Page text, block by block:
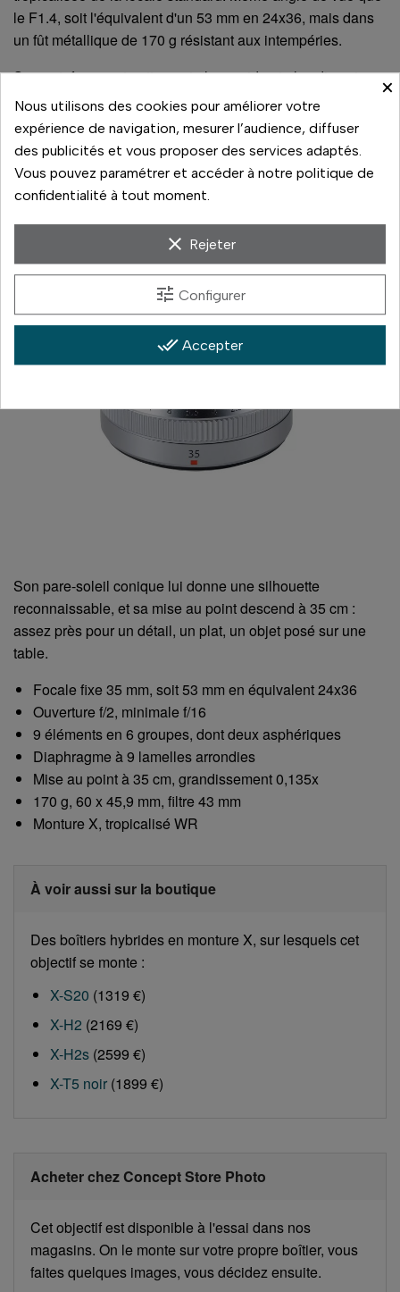
le F1.4, soit l'équivalent d'un 53 mm en 24x36, mais dans
un fût métallique de 170 g résistant aux intempéries.
Son autofocus est nettement plus rapide et plus discret que
celui du F1.4 : c'est l'objectif de la photo de rue, où l'on n'a
pas le temps d'attendre la mise au point et où l'on préfère
ne pas se faire entendre.
Son pare-soleil conique lui donne une silhouette
reconnaissable, et sa mise au point descend à 35 cm :
assez près pour un détail, un plat, un objet posé sur une
table.
Focale fixe 35 mm, soit 53 mm en équivalent 24x36
Ouverture f/2, minimale f/16
9 éléments en 6 groupes, dont deux asphériques
Diaphragme à 9 lamelles arrondies
Mise au point à 35 cm, grandissement 0,135x
170 g, 60 x 45,9 mm, filtre 43 mm
Monture X, tropicalisé WR
À voir aussi sur la boutique
Des boîtiers hybrides en monture X, sur lesquels cet
objectif se monte :
X-S20 (1319 €)
X-H2 (2169 €)
X-H2s (2599 €)
X-T5 noir (1899 €)
Acheter chez Concept Store Photo
Cet objectif est disponible à l'essai dans nos
magasins. On le monte sur votre propre boîtier, vous
faites quelques images, vous décidez ensuite.
×
Nous utilisons des cookies pour améliorer votre
expérience de navigation, mesurer l’audience, diffuser
des publicités et vous proposer des services adaptés.
Vous pouvez paramétrer et accéder à notre politique de
confidentialité à tout moment.
clear Rejeter
tune Configurer
done_all Accepter